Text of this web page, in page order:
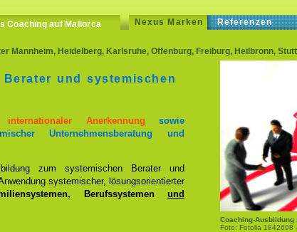
Coaching auf Mallorca Nexus Marken Referenzen
Mannheim, Heidelberg, Karlsruhe, Offenburg, Freiburg, Heilbronn,
Coaching-
Foto: Fotolia 1842698
und systemischen
internationaler Anerkennung
sowie
Unternehmensberatung und
zum systemischen Berater und
systemischer, lösungsorientierter
Berufssystemen und